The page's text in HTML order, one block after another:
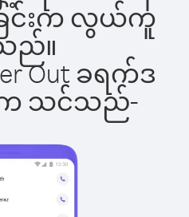
ြင်းက လွယ်ကူ
ည်။
Out ခရက်ဒ
ါက သင်သည်-